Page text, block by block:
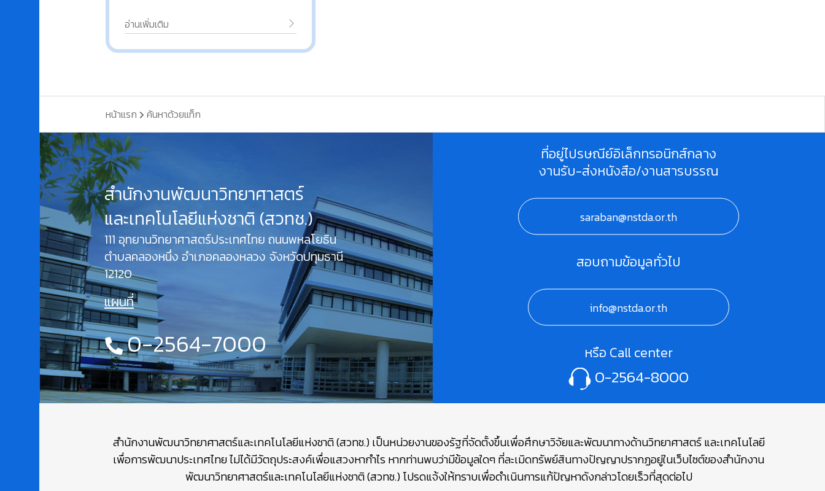
อ่านเพิ่มเติม
หน้าแรก ค้นหาด้วยแท็ก
สำนักงานพัฒนาวิทยาศาสตร์
และเทคโนโลยีแห่งชาติ (สวทช.)
111 อุทยานวิทยาศาสตร์ประเทศไทย ถนนพหลโยธิน
ตำบลคลองหนึ่ง อำเภอคลองหลวง จังหวัดปทุมธานี
12120
แผนที่
0-2564-7000
ที่อยู่ไปรษณีย์อิเล็กทรอนิกส์กลาง
งานรับ-ส่งหนังสือ/งานสารบรรณ
saraban@nstda.or.th
สอบถามข้อมูลทั่วไป
info@nstda.or.th
หรือ Call center
0-2564-8000
สำนักงานพัฒนาวิทยาศาสตร์และเทคโนโลยีแห่งชาติ (สวทช.) เป็นหน่วยงานของรัฐที่จัดตั้งขึ้นเพื่อศึกษาวิจัยและพัฒนาทางด้านวิทยาศาสตร์ และเทคโนโลยี
เพื่อการพัฒนาประเทศไทย ไม่ได้มีวัตถุประสงค์เพื่อแสวงหากำไร หากท่านพบว่ามีข้อมูลใดๆ ที่ละเมิดทรัพย์สินทางปัญญาปรากฏอยู่ในเว็บไซต์ของสำนักงาน
พัฒนาวิทยาศาสตร์และเทคโนโลยีแห่งชาติ (สวทช.) โปรดแจ้งให้ทราบเพื่อดำเนินการแก้ปัญหาดังกล่าวโดยเร็วที่สุดต่อไป